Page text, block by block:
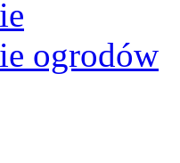
ogrodów